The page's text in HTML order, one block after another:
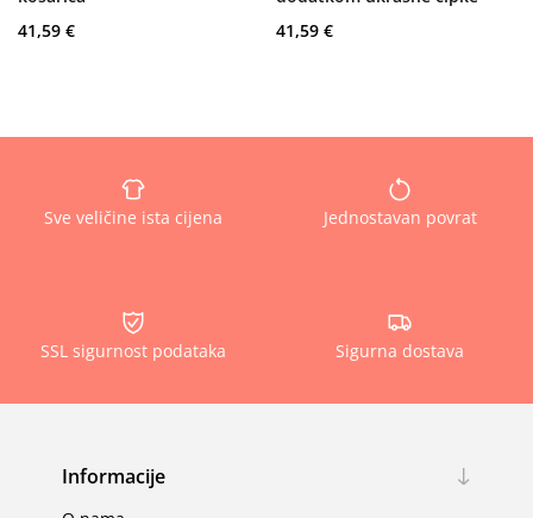
41,59 €
41,59 €
Sve veličine ista cijena Jednostavan povrat
SSL sigurnost podataka Sigurna dostava
Informacije